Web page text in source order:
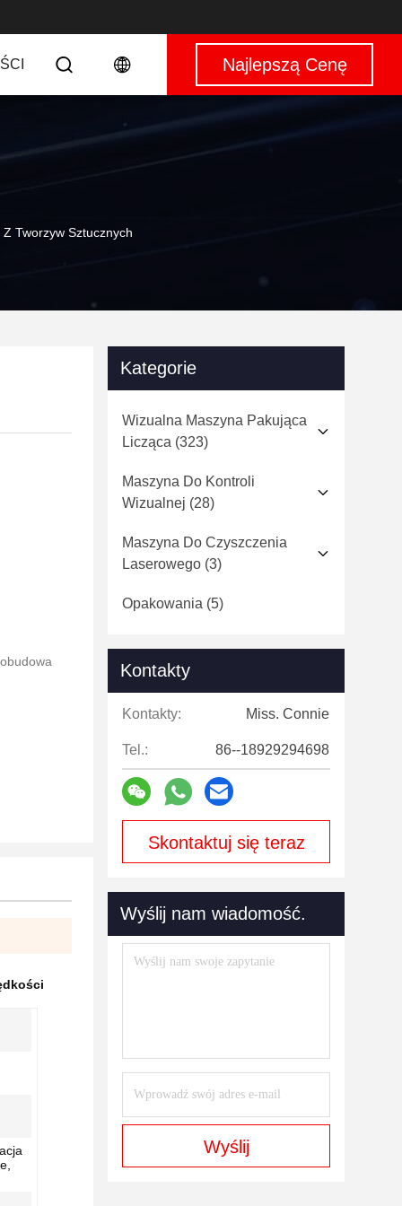
Najlepszą Cenę
Tworzyw Sztucznych
Kategorie
Wizualna Maszyna Pakująca
Licząca (323)
Maszyna Do Kontroli
Wizualnej (28)
Maszyna Do Czyszczenia
Laserowego (3)
Opakowania (5)
Kontakty
Kontakty: Miss. Connie
Tel.: 86--18929294698
Skontaktuj się teraz
Wyślij nam wiadomość.
Wyślij